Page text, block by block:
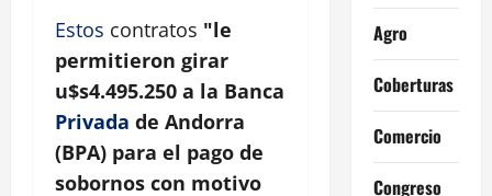
Estos contratos "le
permitieron girar
u$s4.495.250 a la Banca
Privada de Andorra
(BPA) para el pago de
sobornos con motivo
Agro
Coberturas
Comercio
Congreso